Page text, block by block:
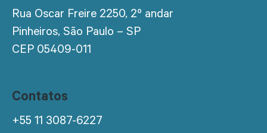
Rua Oscar Freire 2250, 2º andar
Pinheiros, São Paulo – SP
CEP 05409-011
Contatos
+55 11 3087-6227